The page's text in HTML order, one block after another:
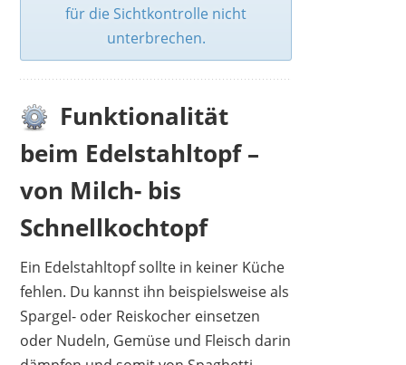
für die Sichtkontrolle nicht
unterbrechen.
Funktionalität
beim Edelstahltopf –
von Milch- bis
Schnellkochtopf
Ein Edelstahltopf sollte in keiner Küche
fehlen. Du kannst ihn beispielsweise als
Spargel- oder Reiskocher einsetzen
oder Nudeln, Gemüse und Fleisch darin